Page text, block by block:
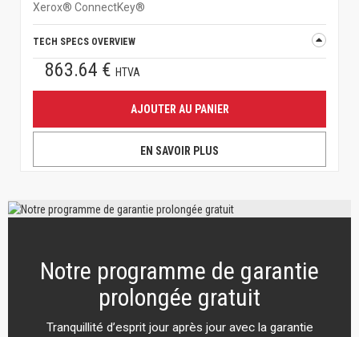
Xerox® ConnectKey®
TECH SPECS OVERVIEW
863.64 € HTVA
AJOUTER AU PANIER
EN SAVOIR PLUS
Notre programme de garantie
prolongée gratuit
Tranquillité d’esprit jour après jour avec la garantie